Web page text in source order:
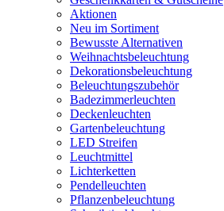
Aktionen
Neu im Sortiment
Bewusste Alternativen
Weihnachtsbeleuchtung
Dekorationsbeleuchtung
Beleuchtungszubehör
Badezimmerleuchten
Deckenleuchten
Gartenbeleuchtung
LED Streifen
Leuchtmittel
Lichterketten
Pendelleuchten
Pflanzenbeleuchtung